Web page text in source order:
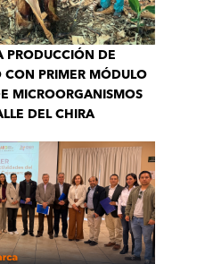
PRODUCCIÓN DE
CON PRIMER MÓDULO
MICROORGANISMOS
DEL CHIRA